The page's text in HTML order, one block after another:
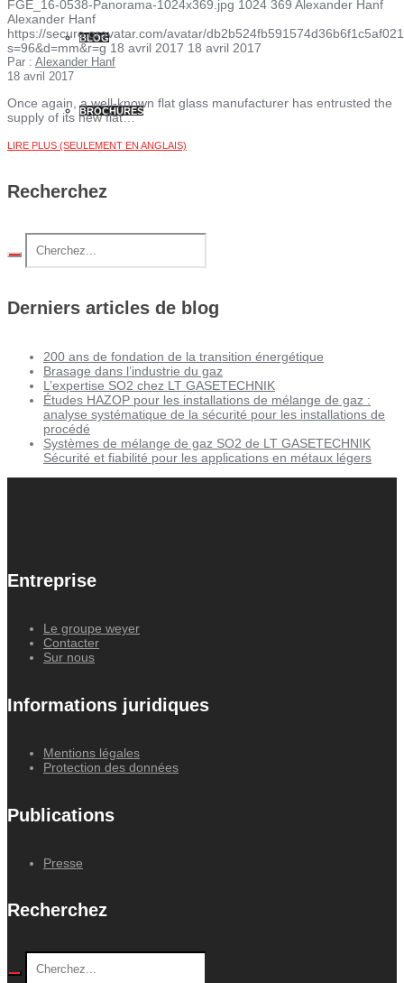
BLOG
BROCHURES
FGE_16-0538-Panorama-1024x369.jpg 1024 369 Alexander Hanf
Alexander Hanf
https://secure.gravatar.com/avatar/
s=96&d=mm&r=g 18 avril 2017 18 avril 2017
Par : Alexander Hanf
18 avril 2017
Once again, a well-known flat glass manufacturer has entrusted the
supply of its new flat…
LIRE PLUS (SEULEMENT EN ANGLAIS)
Recherchez
Derniers articles de blog
200 ans de fondation de la transition énergétique
Brasage dans l’industrie du gaz
L’expertise SO2 chez LT GASETECHNIK
Études HAZOP pour les installations de mélange de gaz :
analyse systématique de la sécurité pour les installations de
procédé
Systèmes de mélange de gaz SO2 de LT GASETECHNIK
Sécurité et fiabilité pour les applications en métaux légers
Entreprise
Le groupe weyer
Contacter
Sur nous
Informations juridiques
Mentions légales
Protection des données
Publications
Presse
Recherchez